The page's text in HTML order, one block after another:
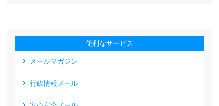
便利なサービス
メールマガジン
行政情報メール